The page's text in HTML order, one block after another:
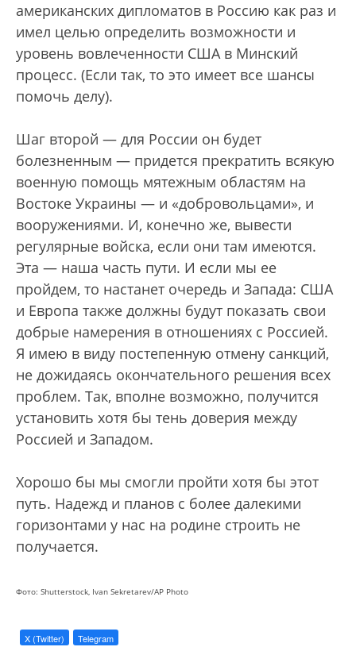
американских дипломатов в Россию как раз и
имел целью определить возможности и
уровень вовлеченности США в Минский
процесс. (Если так, то это имеет все шансы
помочь делу).
Шаг второй — для России он будет
болезненным — придется прекратить всякую
военную помощь мятежным областям на
Востоке Украины — и «добровольцами», и
вооружениями. И, конечно же, вывести
регулярные войска, если они там имеются.
Эта — наша часть пути. И если мы ее
пройдем, то настанет очередь и Запада: США
и Европа также должны будут показать свои
добрые намерения в отношениях с Россией.
Я имею в виду постепенную отмену санкций,
не дожидаясь окончательного решения всех
проблем. Так, вполне возможно, получится
установить хотя бы тень доверия между
Россией и Западом.
Хорошо бы мы смогли пройти хотя бы этот
путь. Надежд и планов с более далекими
горизонтами у нас на родине строить не
получается.
Фото: Shutterstock, Ivan Sekretarev/AP Photo
X (Twitter) Telegram